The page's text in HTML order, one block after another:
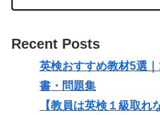
Recent Posts
英検おすすめ教材5選
書・問題集
【教員は英検１級取